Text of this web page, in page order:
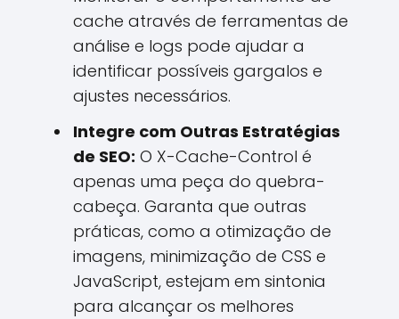
cache através de ferramentas de
análise e logs pode ajudar a
identificar possíveis gargalos e
ajustes necessários.
Integre com Outras Estratégias
de SEO: O X-Cache-Control é
apenas uma peça do quebra-
cabeça. Garanta que outras
práticas, como a otimização de
imagens, minimização de CSS e
JavaScript, estejam em sintonia
para alcançar os melhores